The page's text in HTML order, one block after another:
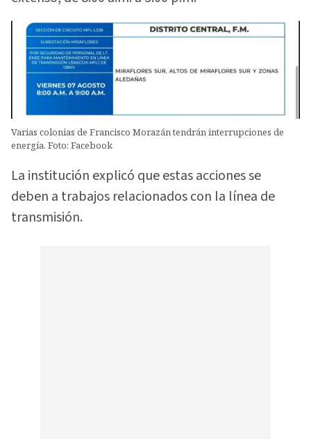
Varias colonias de Francisco Morazán tendrán interrupciones de
energía. Foto: Facebook
La institución explicó que estas acciones se
deben a trabajos relacionados con la línea de
transmisión.